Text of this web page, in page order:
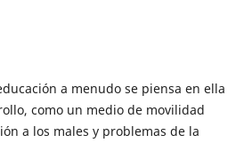
a menudo se piensa en ella
como un medio de movilidad
a los males y problemas de la